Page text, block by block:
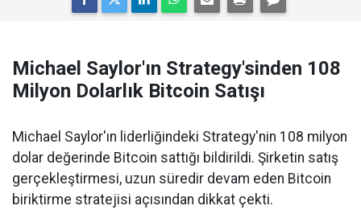
Michael Saylor'ın Strategy'sinden 108
Milyon Dolarlık Bitcoin Satışı
Michael Saylor'ın liderliğindeki Strategy'nin 108 milyon
dolar değerinde Bitcoin sattığı bildirildi. Şirketin satış
gerçekleştirmesi, uzun süredir devam eden Bitcoin
biriktirme stratejisi açısından dikkat çekti.